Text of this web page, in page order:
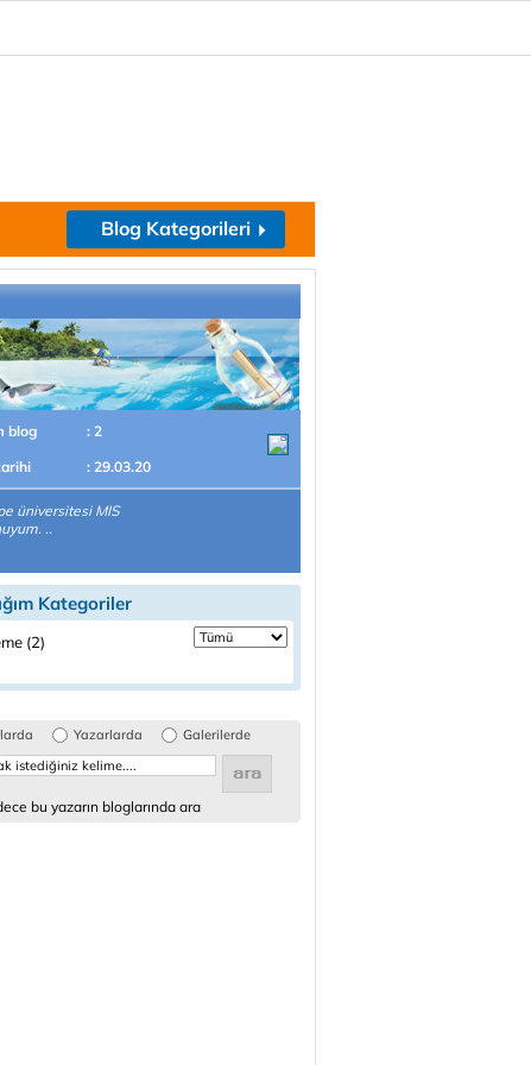
Blog Kategorileri
blog
: 2
: 29.03.20
üniversitesi MIS
..
Kategoriler
(2)
Yazarlarda Galerilerde
bu yazarın bloglarında ara